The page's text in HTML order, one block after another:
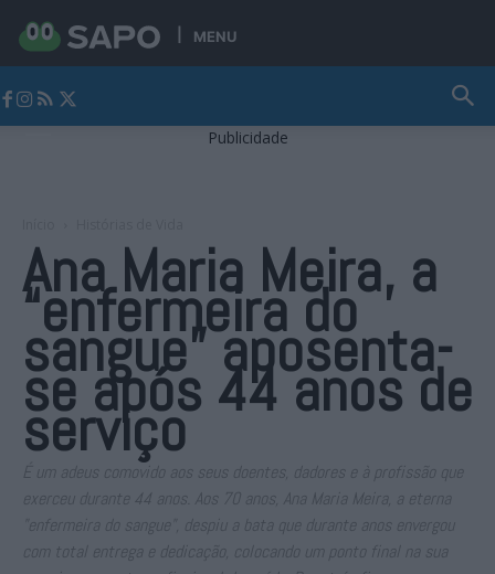
MENU
Publicidade
Ana Maria Meira, a
“enfermeira do
sangue” aposenta-
se após 44 anos de
serviço
É um adeus comovido aos seus doentes, dadores e à profissão que
exerceu durante 44 anos. Aos 70 anos, Ana Maria Meira, a eterna
"enfermeira do sangue", despiu a bata que durante anos envergou
com total entrega e dedicação, colocando um ponto final na sua